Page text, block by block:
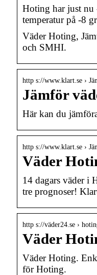
Hoting har just nu
temperatur på -8
Väder Hoting,
och SMHI.
http s://www.klart.se ›
Jämför
Här kan du
http s://www.klart.se ›
Väder
14 dagars väder i
tre prognoser!
http s://väder24.se ›
Väder
Väder Hoting.
för Hoting.